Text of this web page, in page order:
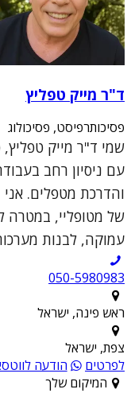
ד"ר מייק טפליץ
פסיכותרפיסט, פסיכולוג
שמי ד"ר מייק טפליץ,
עם ניסיון רחב
והדרכת מטפלים. אני
של מטופליי, במטרה
עמוקה, לבנות
050-5980983
ראש פינה, ישראל
צפת, ישראל
לפרטים
הודעה
המיקום שלך